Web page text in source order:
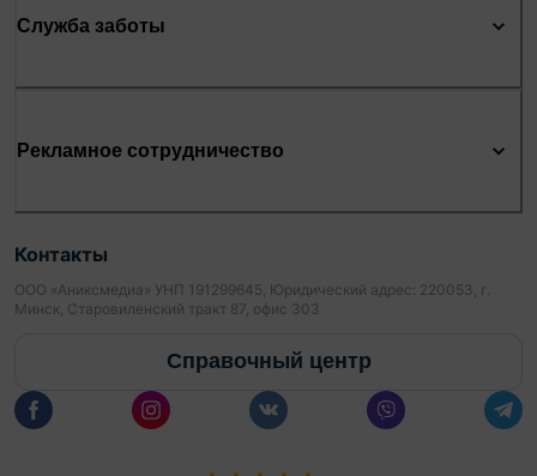
Служба заботы
Рекламное сотрудничество
Контакты
ООО «Аниксмедиа» УНП 191299645, Юридический адрес: 220053, г.
Минск, Старовиленский тракт 87, офис 303
Справочный центр